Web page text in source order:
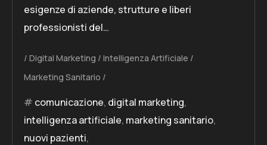
esigenze di aziende, strutture e liberi
professionisti del…
Digital Marketing
Intelligenza Artificiale
Marketing Sanitario
comunicazione, digital marketing,
intelligenza artificiale, marketing sanitario,
nuovi pazienti,